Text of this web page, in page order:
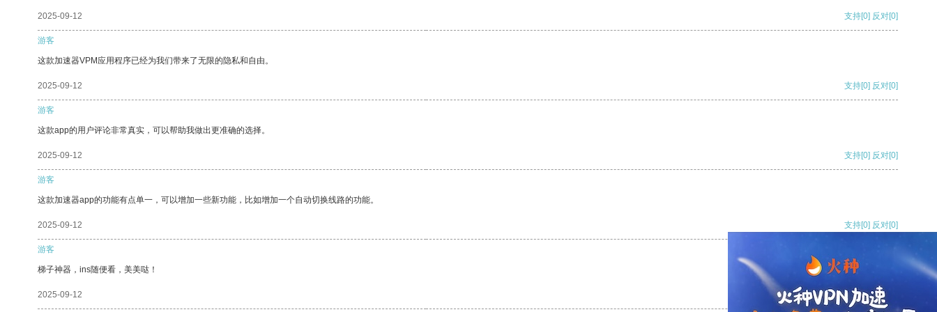
2025-09-12 支持[0] 反对[0]
游客
这款加速器VPM应用程序已经为我们带来了无限的隐私和自由。
2025-09-12 支持[0] 反对[0]
游客
这款app的用户评论非常真实，可以帮助我做出更准确的选择。
2025-09-12 支持[0] 反对[0]
游客
这款加速器app的功能有点单一，可以增加一些新功能，比如增加一个自动切换线路的功能。
2025-09-12 支持[0] 反对[0]
游客
梯子神器，ins随便看，美美哒！
2025-09-12 支持[0] 反对